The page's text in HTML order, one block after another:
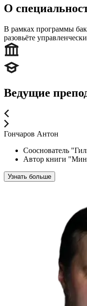
О
В рамках программы
разовьёте
Ведущие
Гончаров Антон
Сооснователь
Автор книги
Узнать больше